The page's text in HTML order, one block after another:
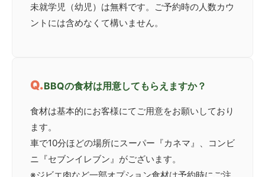
未就学児（幼児）は無料です。ご予約時の人数カウ
ントには含めなくて構いません。
BBQの食材は用意してもらえますか？
食材は基本的にお客様にてご用意をお願いしており
ます。
車で10分ほどの場所にスーパー『カネマ』、コンビ
ニ『セブンイレブン』がございます。